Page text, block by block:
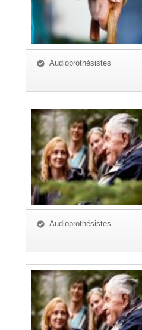
Audioprothésistes
Audioprothésistes